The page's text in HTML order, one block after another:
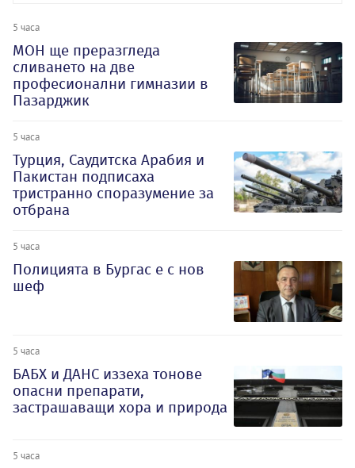
5 часа
МОН ще преразгледа
сливането на две
професионални гимназии в
Пазарджик
5 часа
Турция, Саудитска Арабия и
Пакистан подписаха
тристранно споразумение за
отбрана
5 часа
Полицията в Бургас е с нов
шеф
5 часа
БАБХ и ДАНС иззеха тонове
опасни препарати,
застрашаващи хора и природа
5 часа